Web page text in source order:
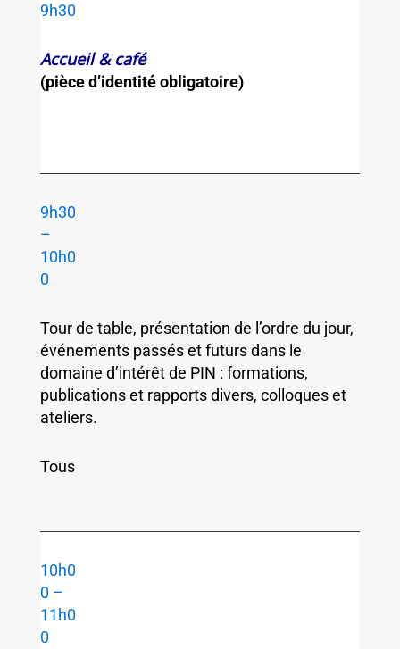
9h30
Accueil & café
(pièce d’identité obligatoire)
9h30
–
10h0
0
Tour de table, présentation de l’ordre du jour,
événements passés et futurs dans le
domaine d’intérêt de PIN : formations,
publications et rapports divers, colloques et
ateliers.
Tous
10h0
0 –
11h0
0